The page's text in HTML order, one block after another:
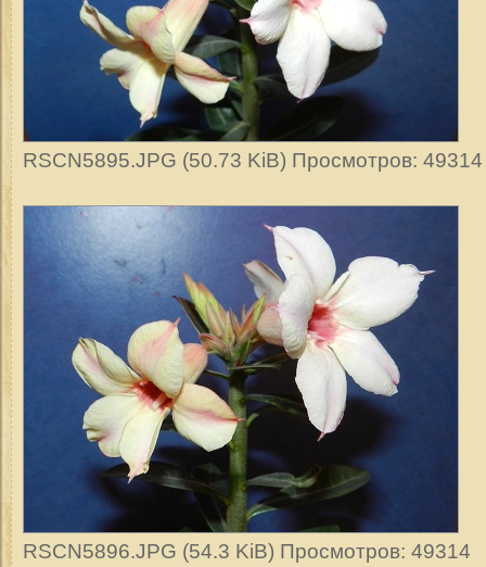
RSCN5895.JPG (50.73 KiB) Просмотров: 49314
RSCN5896.JPG (54.3 KiB) Просмотров: 49314